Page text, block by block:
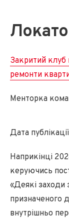
Закритий клуб
ремонти
Менторка
Дата
Наприкінці
керуючись
«Деякі заходи
призначеного
внутрішньо